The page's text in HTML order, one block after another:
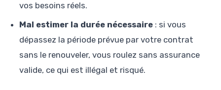
vos besoins réels.
Mal estimer la durée nécessaire : si vous
dépassez la période prévue par votre contrat
sans le renouveler, vous roulez sans assurance
valide, ce qui est illégal et risqué.